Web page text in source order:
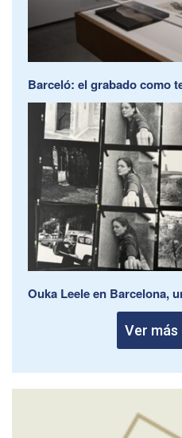
Barceló: el grabado como
Ouka Leele en Barcelona,
Ver más